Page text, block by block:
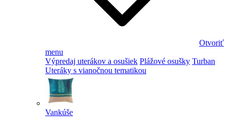
Otvoriť
menu
Výpredaj uterákov a osušiek Plážové osušky Turban
Uteráky s vianočnou tematikou
Vankúše